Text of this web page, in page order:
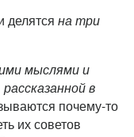
делятся на три
мыслями и
в
почему-то
их советов